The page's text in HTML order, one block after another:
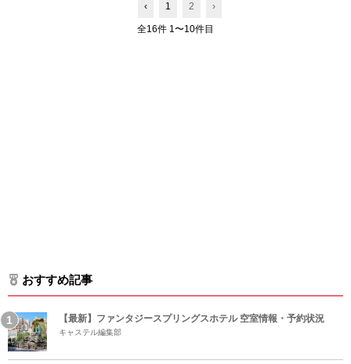
‹ 1 2 ›
全16件 1〜10件目
おすすめ記事
【最新】ファンタジースプリングスホテル 空室情報・予約状況
キャステル編集部